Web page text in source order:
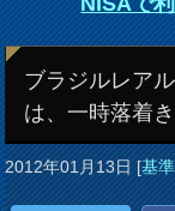
ブラジルレア
は、一時落着
2012年01月13日[基